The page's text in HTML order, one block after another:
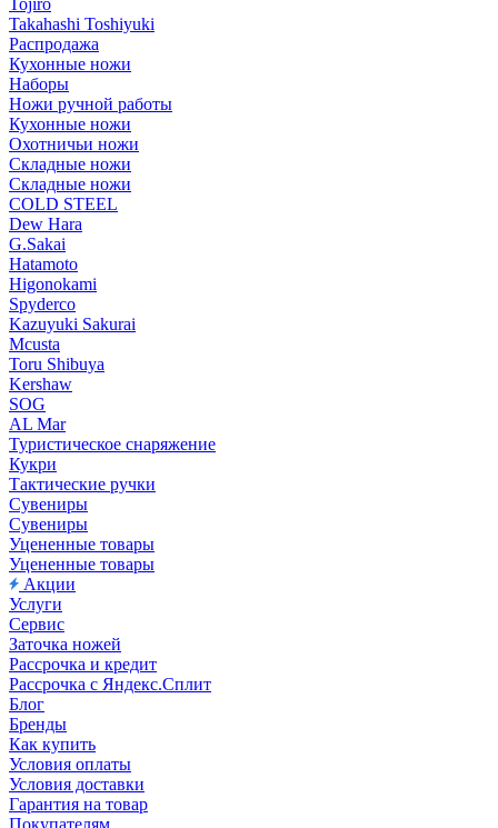
Tojiro
Takahashi Toshiyuki
Распродажа
Кухонные ножи
Наборы
Ножи ручной работы
Кухонные ножи
Охотничьи ножи
Складные ножи
Складные ножи
COLD STEEL
Dew Hara
G.Sakai
Hatamoto
Higonokami
Spyderco
Kazuyuki Sakurai
Mcusta
Toru Shibuya
Kershaw
SOG
AL Mar
Туристическое снаряжение
Кукри
Тактические ручки
Сувениры
Сувениры
Уцененные товары
Уцененные товары
Акции
Услуги
Сервис
Заточка ножей
Рассрочка и кредит
Рассрочка с Яндекс.Сплит
Блог
Бренды
Как купить
Условия оплаты
Условия доставки
Гарантия на товар
Покупателям